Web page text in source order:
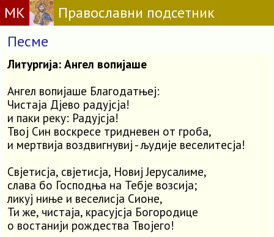
МК
Православни подсетник
Песме
Литургија: Ангел вопијаше
Ангел вопијаше Благодатњеј:
Чистаја Дјево радујсја!
и паки реку: Радујсја!
Твој Син воскресе тридневен от гроба,
и мертвија воздвигнувиј - људије веселитесја!
Свјетисја, свјетисја, Новиј Јерусалиме,
слава бо Господња на Тебје возсија;
ликуј ниње и веселисја Сионе,
Ти же, чистаја, красујсја Богородице
о востанији рождества Твојего!